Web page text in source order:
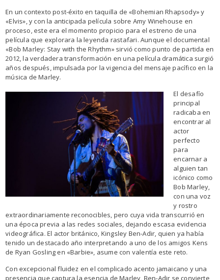
En un contexto post-éxito en taquilla de «Bohemian Rhapsody» y
«Elvis», y con la anticipada película sobre Amy Winehouse en
proceso, este era el momento propicio para el estreno de una
película que explorara la leyenda rastafari. Aunque el documental
«Bob Marley: Stay with the Rhythm» sirvió como punto de partida en
2012, la verdadera transformación en una película dramática surgió
años después, impulsada por la vigencia del mensaje pacífico en la
música de Marley.
El desafío
principal
radicaba en
encontrar al
actor
perfecto
para
encarnar a
alguien tan
icónico como
Bob Marley,
con una voz
y rostro
extraordinariamente reconocibles, pero cuya vida transcurrió en
una época previa a las redes sociales, dejando escasa evidencia
videográfica. El actor británico, Kingsley Ben-Adir, quien ya había
tenido un destacado año interpretando a uno de los amigos Kens
de Ryan Gosling en «Barbie», asume con valentía este reto.
Con excepcional fluidez en el complicado acento jamaicano y una
presencia que captura la esencia de Marley, Ben-Adir se convierte